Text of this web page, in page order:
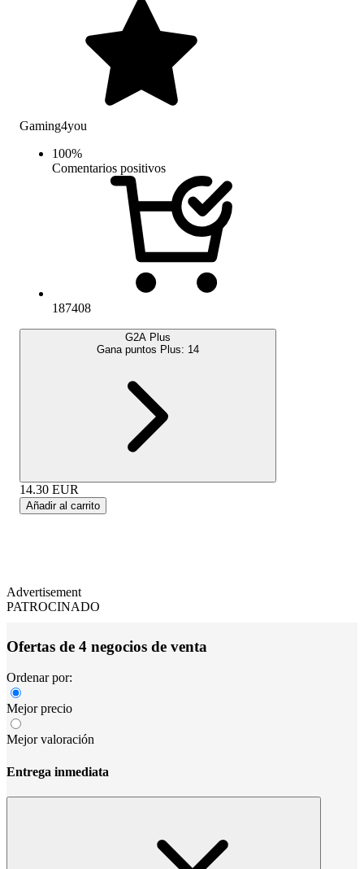
Gaming4you
100%
Comentarios positivos
187408
G2A Plus
Gana puntos Plus: 14
14.30 EUR
Añadir al carrito
Advertisement
PATROCINADO
Ofertas de 4 negocios de venta
Ordenar por:
Mejor precio
Mejor valoración
Entrega inmediata